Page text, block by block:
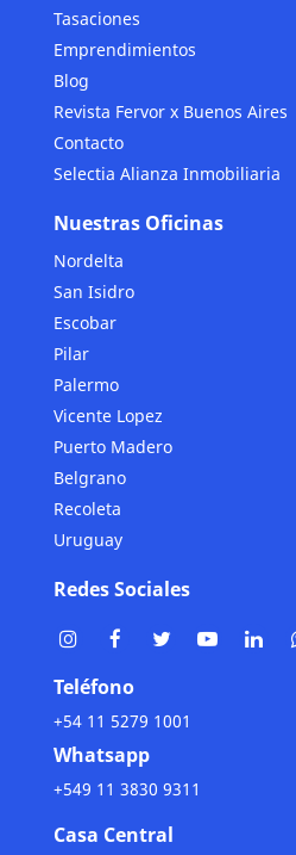
Tasaciones
Emprendimientos
Blog
Revista Fervor x Buenos Aires
Contacto
Selectia Alianza Inmobiliaria
Nuestras Oficinas
Nordelta
San Isidro
Escobar
Pilar
Palermo
Vicente Lopez
Puerto Madero
Belgrano
Recoleta
Uruguay
Redes Sociales
Teléfono
+54 11 5279 1001
Whatsapp
+549 11 3830 9311
Casa Central